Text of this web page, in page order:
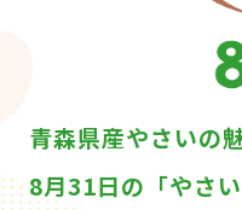
青森県産やさいの
8月31日の「やさ